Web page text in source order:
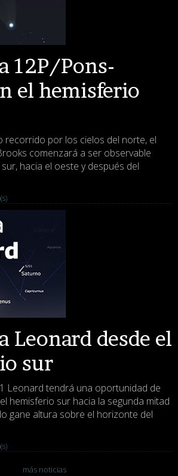
12P/Pons-
el hemisferio
recorrido por los cielos del norte, el
comenzará a ser observable
hacia el oeste y después del
Leonard desde el
sur
Leonard tendrá una oportunidad de
hemisferio sur hacia la segunda mitad
gane altura sobre el horizonte del
más noticias